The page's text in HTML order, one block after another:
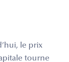
le prix
tourne